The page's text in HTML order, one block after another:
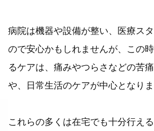
病院は機器や設備が整い、医療ス
ので安心かもしれませんが、この
るケアは、痛みやつらさなどの苦
や、日常生活のケアが中心となりま
これらの多くは在宅でも十分行え